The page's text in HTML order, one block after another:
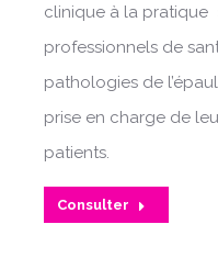
clinique à la pratique
professionnels de
pathologies de
prise en charge de
patients.
Consulter